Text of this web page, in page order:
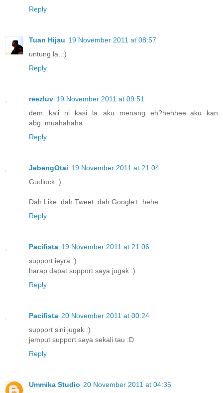
Reply
Tuan Hijau 19 November 2011 at 08:57
untung la..:)
Reply
reezluv 19 November 2011 at 09:51
dem...kali ni kasi la aku menang eh?hehhee..aku kan
abg..muahahaha
Reply
JebengOtai 19 November 2011 at 21:04
Gudluck :)
Dah Like..dah Tweet..dah Google+..hehe
Reply
Pacifista 19 November 2011 at 21:06
support ieyra :)
harap dapat support saya jugak :)
Reply
Pacifista 20 November 2011 at 00:24
support sini jugak :)
jemput support saya sekali tau :D
Reply
Ummika Studio 20 November 2011 at 04:35